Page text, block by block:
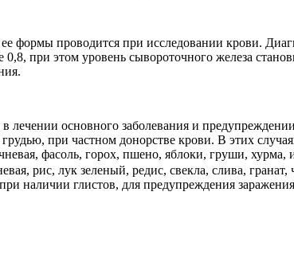
формы проводится при исследовании крови.
0,8, при этом уровень сывороточного железа
лечении основного заболевания и
при частном донорстве крови. В этих
фасоль, горох, пшено, яблоки, груши,
рис, лук зеленый, редис, свекла, слива,
наличии глистов, для предупреждения